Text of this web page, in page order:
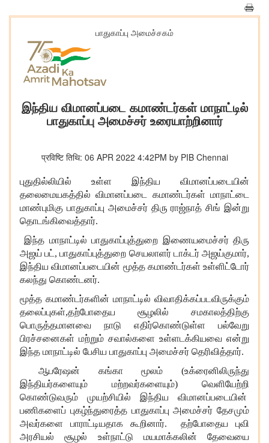
பாதுகாப்பு அமைச்சகம்
இந்திய விமானப்படை கமாண்டர்கள் மாநாட்டில்
பாதுகாப்பு அமைச்சர் உரையாற்றினார்
प्रविष्टि तिथि: 06 APR 2022 4:42PM by PIB Chennai
புதுதில்லியில் உள்ள இந்திய விமானப்படையின்
தலைமையகத்தில் விமானப்படை கமாண்டர்கள் மாநாட்டை
மாண்புமிகு பாதுகாப்பு அமைச்சர் திரு ராஜ்நாத் சிங் இன்று
தொடங்கிவைத்தார்.
இந்த மாநாட்டில் பாதுகாப்புத்துறை இணையமைச்சர் திரு
அஜய் பட், பாதுகாப்புத்துறை செயலாளர் டாக்டர் அஜய்குமார்,
இந்திய விமானப்படையின் மூத்த கமாண்டர்கள் உள்ளிட்டோர்
கலந்து கொண்டனர்.
மூத்த கமாண்டர்களின் மாநாட்டில் விவாதிக்கப்படவிருக்கும்
தலைப்புகள்,தற்போதைய சூழலில் சமகாலத்திற்கு
பொருத்தமானவை நாடு எதிர்கொண்டுள்ள பல்வேறு
பிரச்சனைகள் மற்றும் சவால்களை உள்ளடக்கியவை என்று
இந்த மாநாட்டில் பேசிய பாதுகாப்பு அமைச்சர் தெரிவித்தார்.
ஆபரேஷன் கங்கா மூலம் (உக்ரைனிலிருந்து
இந்தியர்களையும் மற்றவர்களையும்) வெளியேற்றி
கொண்டுவரும் முயற்சியில் இந்திய விமானப்படையின்
பணிகளைப் புகழ்ந்துரைத்த பாதுகாப்பு அமைச்சர் தேசமும்
அவர்களை பாராட்டியதாக கூறினார். தற்போதைய புவி
அரசியல் சூழல் உள்நாட்டு மயமாக்கலின் தேவையை